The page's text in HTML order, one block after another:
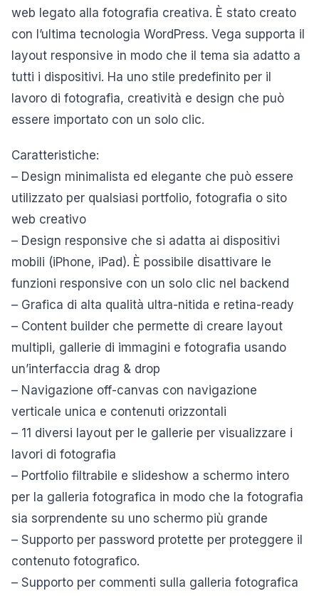
web legato alla fotografia creativa. È stato creato
con l’ultima tecnologia WordPress. Vega supporta il
layout responsive in modo che il tema sia adatto a
tutti i dispositivi. Ha uno stile predefinito per il
lavoro di fotografia, creatività e design che può
essere importato con un solo clic.
Caratteristiche:
– Design minimalista ed elegante che può essere
utilizzato per qualsiasi portfolio, fotografia o sito
web creativo
– Design responsive che si adatta ai dispositivi
mobili (iPhone, iPad). È possibile disattivare le
funzioni responsive con un solo clic nel backend
– Grafica di alta qualità ultra-nitida e retina-ready
– Content builder che permette di creare layout
multipli, gallerie di immagini e fotografia usando
un’interfaccia drag & drop
– Navigazione off-canvas con navigazione
verticale unica e contenuti orizzontali
– 11 diversi layout per le gallerie per visualizzare i
lavori di fotografia
– Portfolio filtrabile e slideshow a schermo intero
per la galleria fotografica in modo che la fotografia
sia sorprendente su uno schermo più grande
– Supporto per password protette per proteggere il
contenuto fotografico.
– Supporto per commenti sulla galleria fotografica